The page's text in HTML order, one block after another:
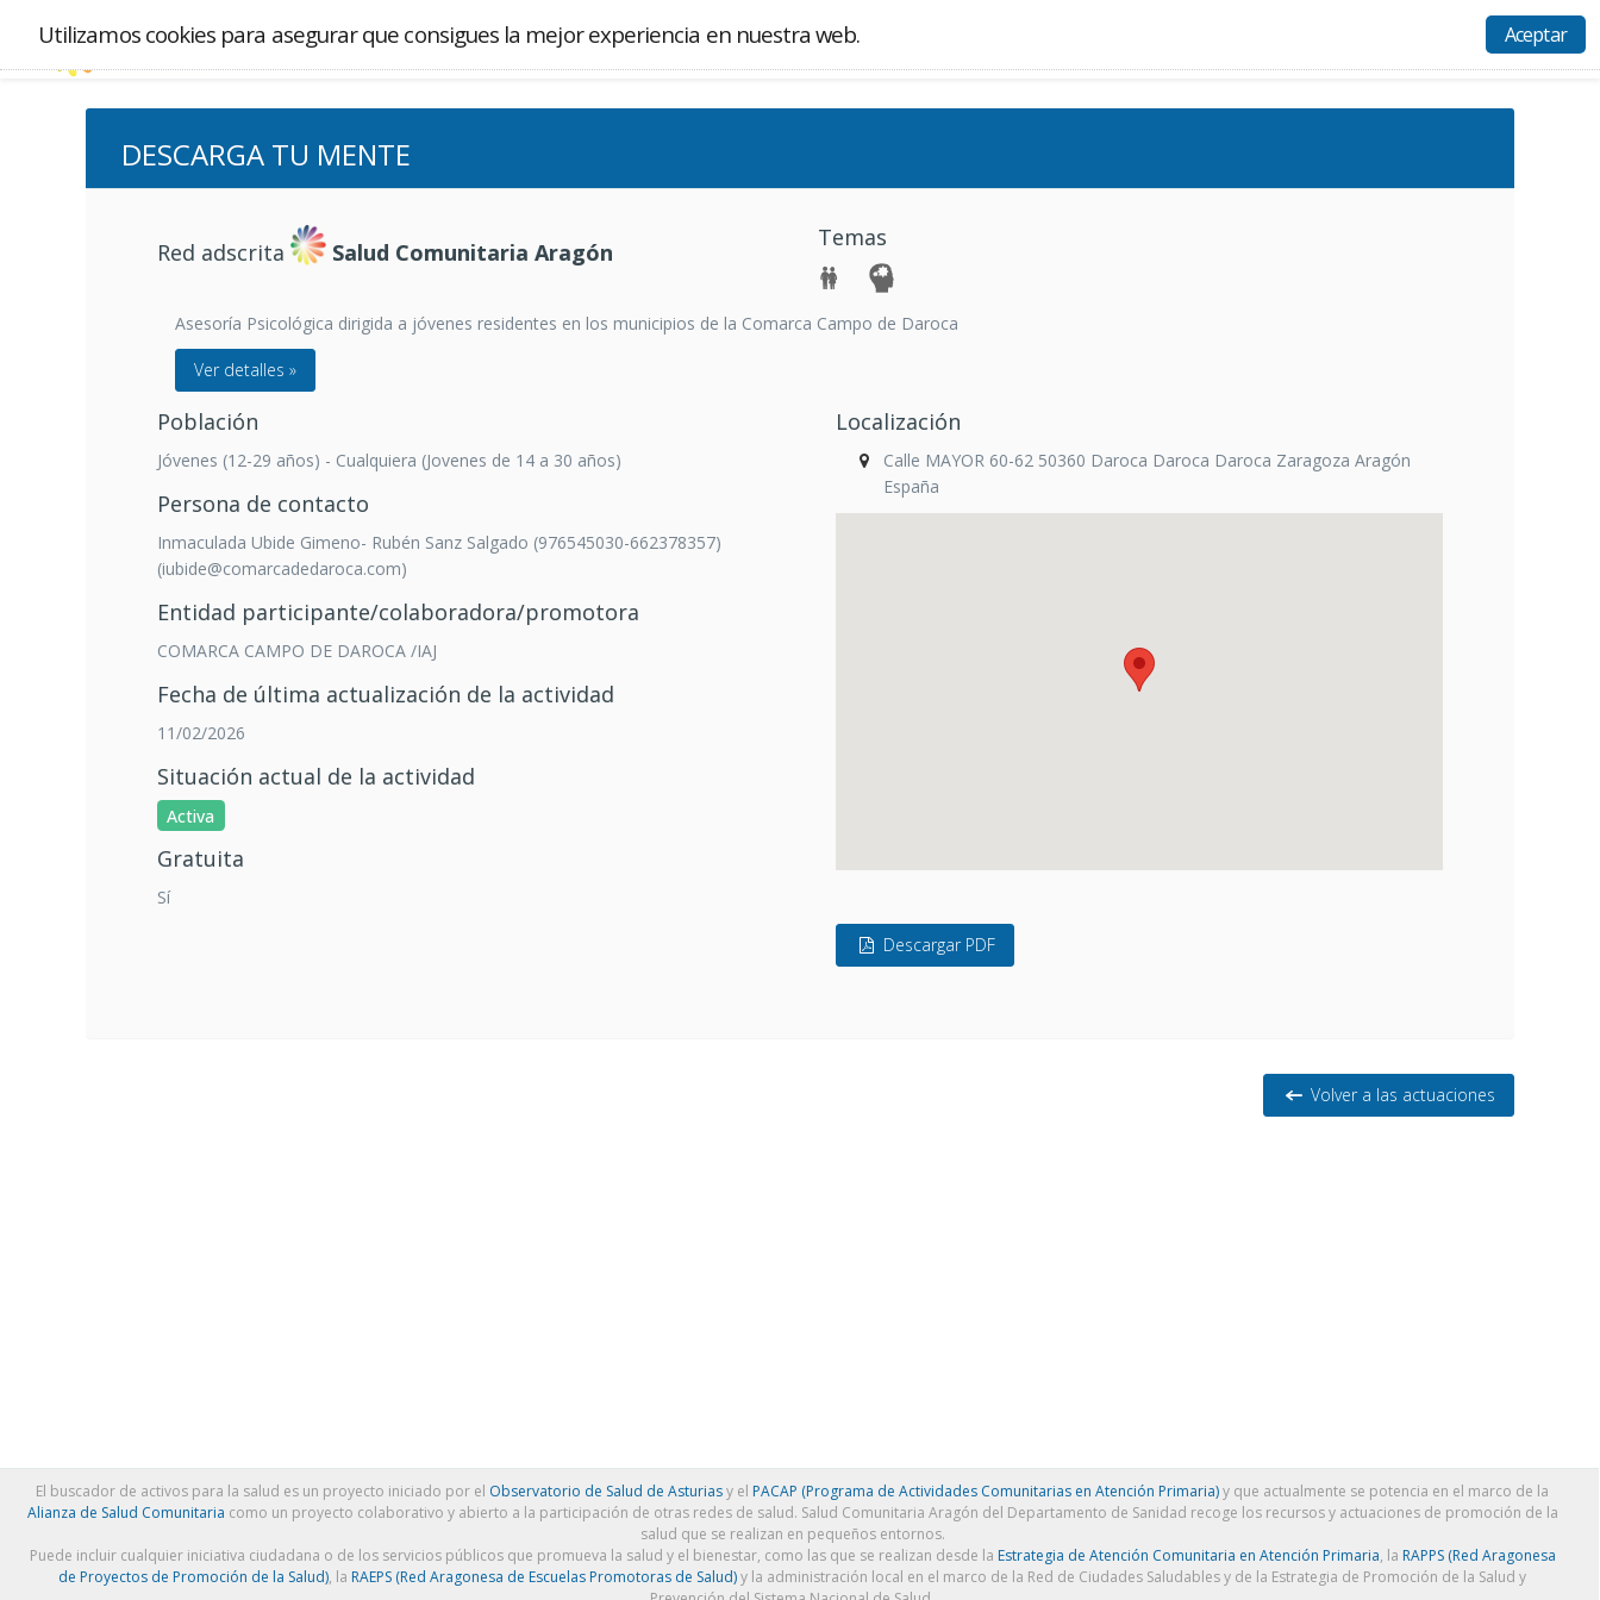
Utilizamos cookies para asegurar que consigues la mejor experiencia en nuestra web. Aceptar
Acceso
DESCARGA TU MENTE
Red adscrita Salud Comunitaria Aragón
Temas
Asesoría Psicológica dirigida a jóvenes residentes en los municipios de la Comarca Campo de Daroca
Ver detalles »
Población
Jóvenes (12-29 años) - Cualquiera (Jovenes de 14 a 30 años)
Persona de contacto
Inmaculada Ubide Gimeno- Rubén Sanz Salgado (976545030-662378357)
(iubide@comarcadedaroca.com)
Entidad participante/colaboradora/promotora
COMARCA CAMPO DE DAROCA /IAJ
Fecha de última actualización de la actividad
11/02/2026
Situación actual de la actividad
Activa
Gratuita
Sí
Localización
Calle MAYOR 60-62 50360 Daroca Daroca Daroca Zaragoza Aragón
España
Descargar PDF
Volver a las actuaciones
El buscador de activos para la salud es un proyecto iniciado por el Observatorio de Salud de Asturiasy el PACAP (Programa de Actividades Comunitarias en Atención Primaria)y que actualmente se potencia en el marco de la
Alianza de Salud Comunitaria como un proyecto colaborativo y abierto a la participación de otras redes de salud. Salud Comunitaria Aragón del Departamento de Sanidad recoge los recursos y actuaciones de promoción de la
salud que se realizan en pequeños entornos.
Puede incluir cualquier iniciativa ciudadana o de los servicios públicos que promueva la salud y el bienestar, como las que se realizan desde la Estrategia de Atención Comunitaria en Atención Primaria, la RAPPS (Red Aragonesa
de Proyectos de Promoción de la Salud), la RAEPS (Red Aragonesa de Escuelas Promotoras de Salud)y la administración local en el marco de la Red de Ciudades Saludables y de la Estrategia de Promoción de la Salud y